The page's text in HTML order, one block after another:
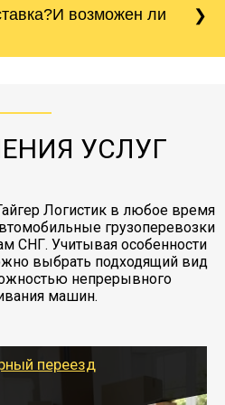
упаковка
картонными
стрейч пленкой.
Делаем страховку
0.15 от стоимости
по услугам страховки
в пункте получателя.
доставка баржой.
возможен ли
УСЛУГ
Логистик в любое время
грузоперевозки
СНГ. Учитывая особенности
выбрать подходящий вид
непрерывного
машин.
переезд